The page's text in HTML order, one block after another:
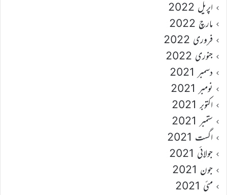
اپریل 2022
مارچ 2022
فروری 2022
جنوری 2022
دسمبر 2021
نومبر 2021
اکتوبر 2021
ستمبر 2021
اگست 2021
جولائی 2021
جون 2021
مئی 2021